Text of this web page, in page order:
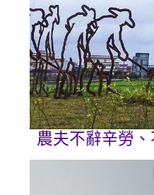
農夫不辭辛勞